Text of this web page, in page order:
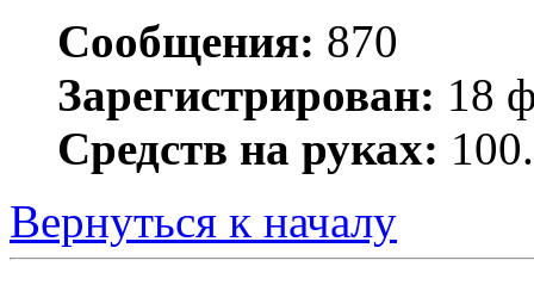
Сообщения: 870
Зарегистрирован: 18
Средств на руках:
Вернуться к началу